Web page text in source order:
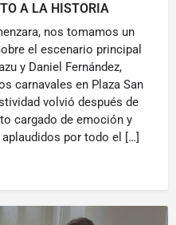
A LA HISTORIA
nos tomamos un
el escenario principal
y Daniel Fernández,
carnavales en Plaza San
volvió después de
cargado de emoción y
por todo el […]